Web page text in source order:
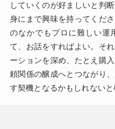
していくのが好ましいと判
身にまで興味を持ってくだ
のなかでもプロに難しい運
て、お話をすればよい。そ
ーションを深め、たとえ購
頼関係の醸成へとつながり
す契機となるかもしれないと